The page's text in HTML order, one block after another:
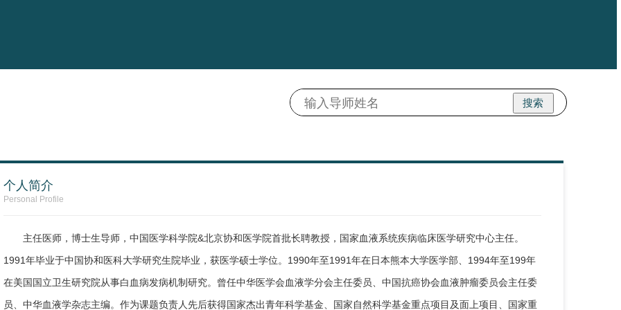
搜索
个人简介
Personal Profile
主任医师，博士生导师，中国医学科学院&北京协和医学院首批长聘教授，国家血液系统疾病临床医学研究中心主任。
1991年毕业于中国协和医科大学研究生院毕业，获医学硕士学位。1990年至1991年在日本熊本大学医学部、1994年至199年
在美国国立卫生研究院从事白血病发病机制研究。曾任中华医学会血液学分会主任委员、中国抗癌协会血液肿瘤委员会主任委
员、中华血液学杂志主编。作为课题负责人先后获得国家杰出青年科学基金、国家自然科学基金重点项目及面上项目、国家重